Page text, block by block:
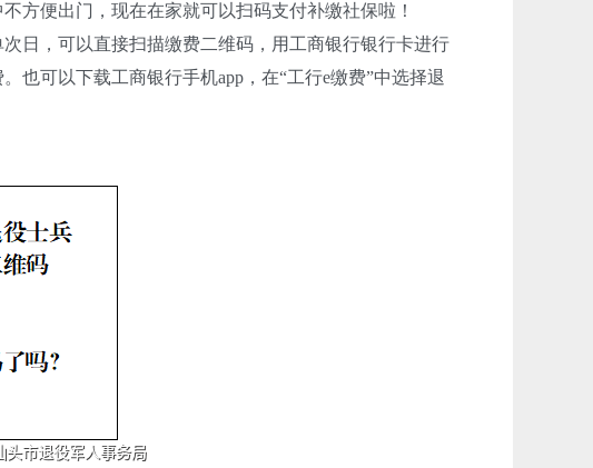
便出门，现在在家就可以扫码支付补缴社保啦！
，可以直接扫描缴费二维码，用工商银行银行卡进行
也可以下载工商银行手机app，在“工行e缴费”中选择退